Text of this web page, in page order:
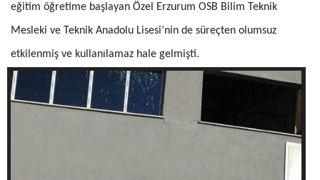
eğitim öğretime başlayan Özel Erzurum OSB Bilim Teknik
Mesleki ve Teknik Anadolu Lisesi’nin de süreçten olumsuz
etkilenmiş ve kullanılamaz hale gelmişti.